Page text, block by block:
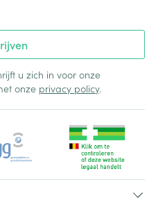
u zich in voor onze
onze privacy policy.